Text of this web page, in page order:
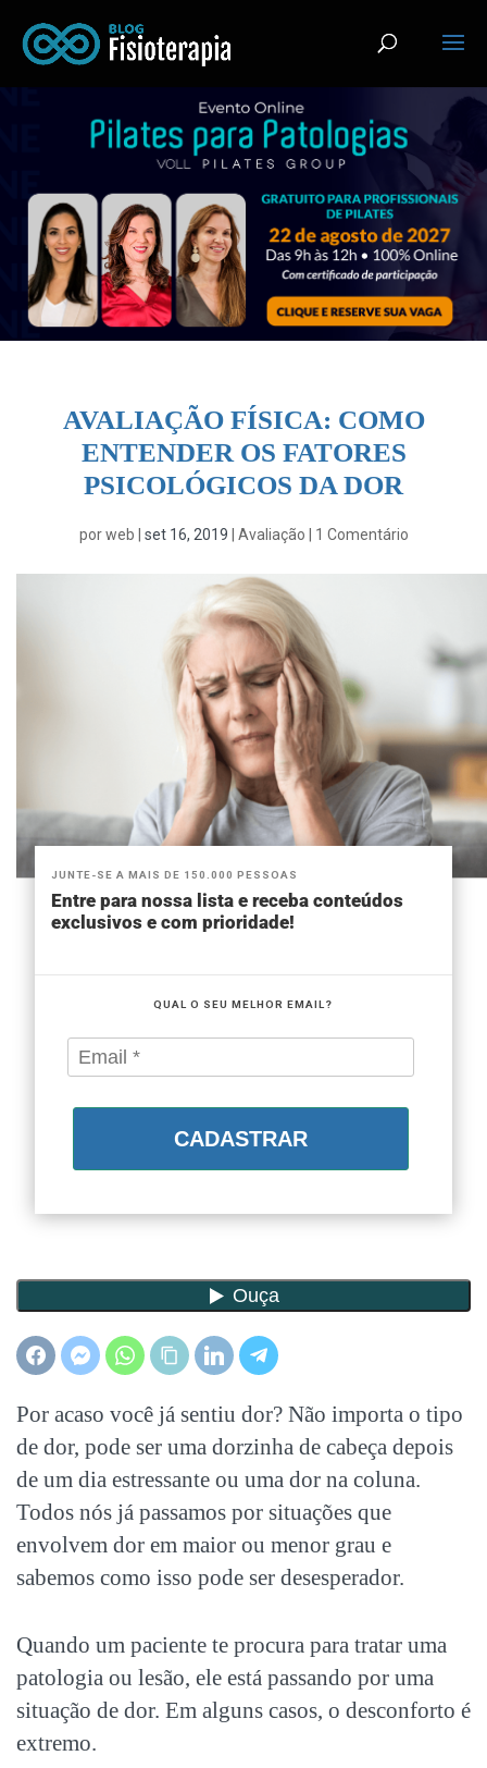
AVALIAÇÃO FÍSICA: COMO
ENTENDER OS FATORES
PSICOLÓGICOS DA DOR
porweb set 16, 2019 Avaliação 1 Comentário
JUNTE-SE A MAIS DE 150.000 PESSOAS
Entre para nossa lista e receba conteúdos
exclusivos e com prioridade!
QUAL O SEU MELHOR EMAIL?
CADASTRAR
Por acaso você já sentiu dor? Não importa o tipo
de dor, pode ser uma dorzinha de cabeça depois
de um dia estressante ou uma dor na coluna.
Todos nós já passamos por situações que
envolvem dor em maior ou menor grau e
sabemos como isso pode ser desesperador.
Quando um paciente te procura para tratar uma
patologia ou lesão, ele está passando por uma
situação de dor. Em alguns casos, o desconforto é
extremo.